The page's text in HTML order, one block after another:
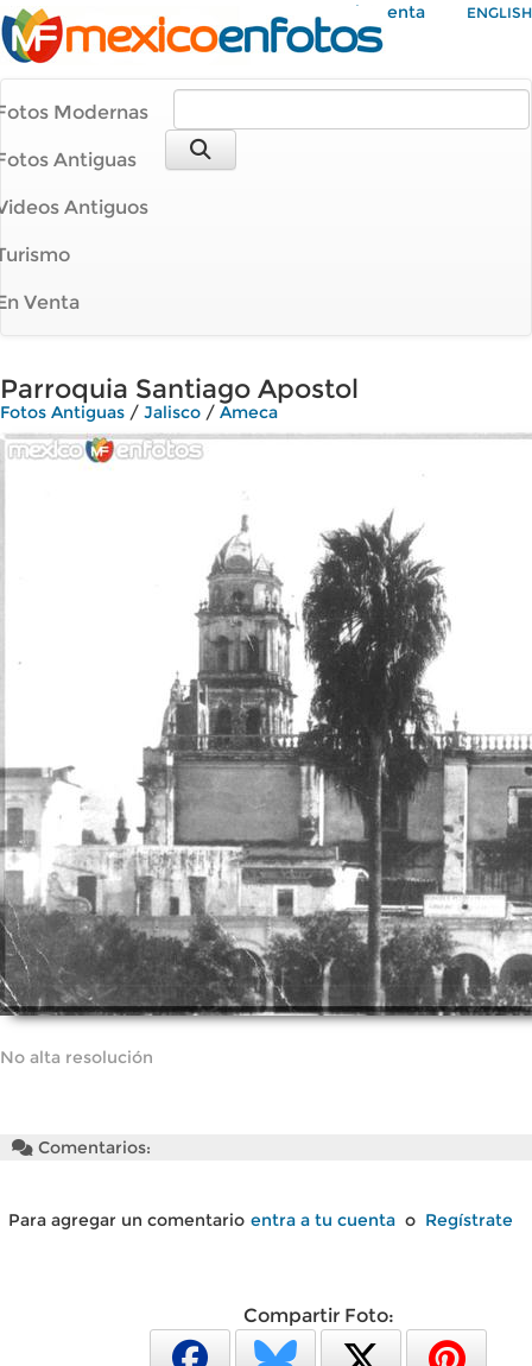
Mi Cuenta ENGLISH
Modernas
Antiguas
Antiguos
Venta
Parroquia Santiago Apostol
Fotos Antiguas / Jalisco / Ameca
No alta resolución
Comentarios:
Para agregar un comentario entra a tu cuenta o Regístrate
Compartir Foto: